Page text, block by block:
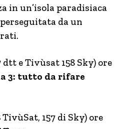
in un’isola paradisiaca
da un
dtt e Tivùsat 158 Sky) ore
3: tutto da rifare
TivùSat, 157 di Sky) ore